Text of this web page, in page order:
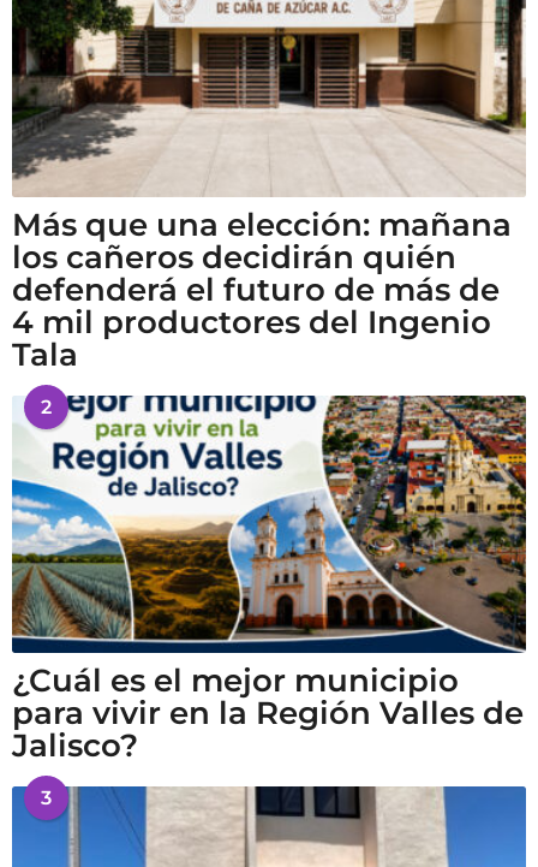
Más que una elección: mañana
los cañeros decidirán quién
defenderá el futuro de más de
4 mil productores del Ingenio
Tala
2
¿Cuál es el mejor municipio
para vivir en la Región Valles de
Jalisco?
3